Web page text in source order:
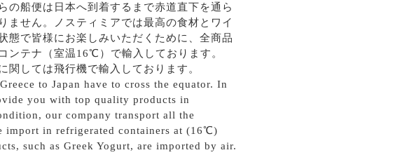
の船便は日本へ到着するまで赤道直下を通ら
ません。ノスティミアでは最高の食材とワイ
態で皆様にお楽しみいただくために、全商品
ンテナ（室温16℃）で輸入しております。
関しては飛行機で輸入しております。
to Japan have to cross the equator. In
you with top quality products in
our company transport all the
import in refrigerated containers at (16℃)
such as Greek Yogurt, are imported by air.